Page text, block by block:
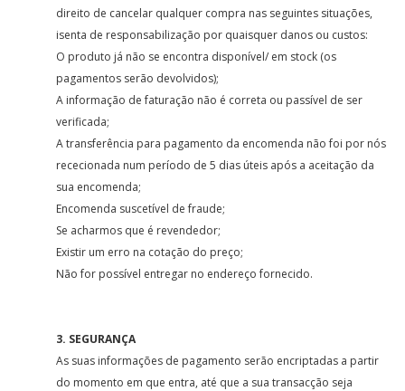
direito de cancelar qualquer compra nas seguintes situações,
isenta de responsabilização por quaisquer danos ou custos:
O produto já não se encontra disponível/ em stock (os
pagamentos serão devolvidos);
A informação de faturação não é correta ou passível de ser
verificada;
A transferência para pagamento da encomenda não foi por nós
rececionada num período de 5 dias úteis após a aceitação da
sua encomenda;
Encomenda suscetível de fraude;
Se acharmos que é revendedor;
Existir um erro na cotação do preço;
Não for possível entregar no endereço fornecido.
3. SEGURANÇA
As suas informações de pagamento serão encriptadas a partir
do momento em que entra, até que a sua transacção seja